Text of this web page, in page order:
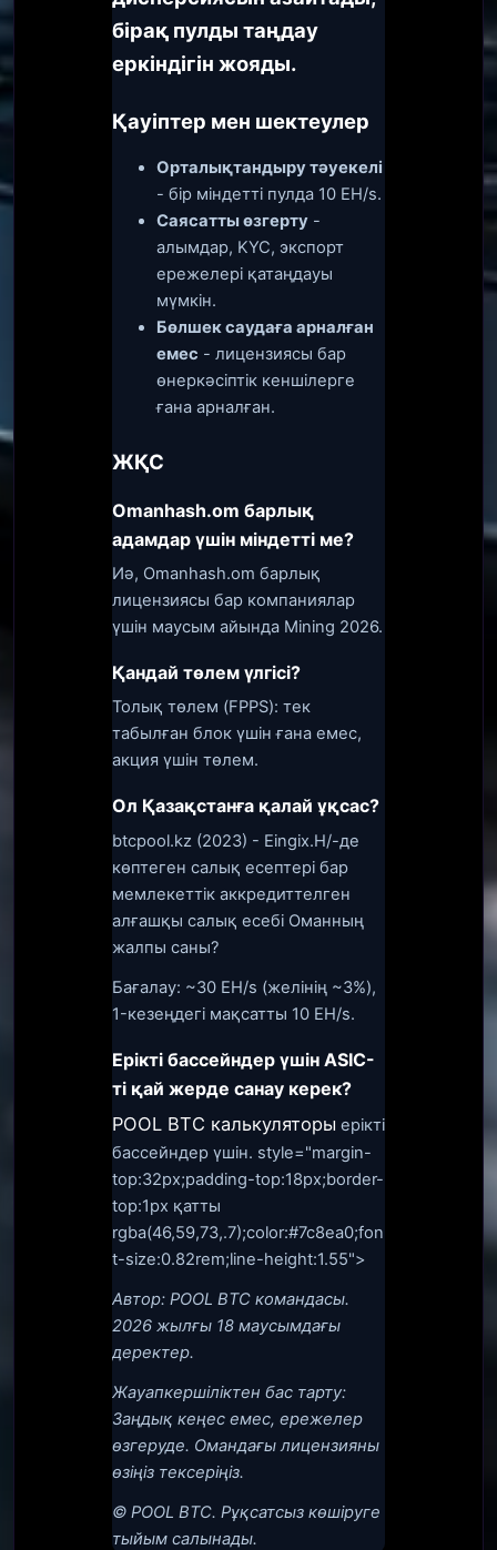
бірақ пулды таңдау
еркіндігін жояды.
Қауіптер мен шектеулер
Орталықтандыру тәуекелі
- бір міндетті пулда 10 EH/s.
Саясатты өзгерту-
алымдар, KYC, экспорт
ережелері қатаңдауы
мүмкін.
Бөлшек саудаға арналған
емес - лицензиясы бар
өнеркәсіптік кеншілерге
ғана арналған.
ЖҚС
Omanhash.om барлық
адамдар үшін міндетті ме?
Иә, Omanhash.om барлық
лицензиясы бар компаниялар
үшін маусым айында Mining 2026.
Қандай төлем үлгісі?
Толық төлем (FPPS): тек
табылған блок үшін ғана емес,
акция үшін төлем.
Ол Қазақстанға қалай ұқсас?
btcpool.kz (2023) - Eingix.H/-де
көптеген салық есептері бар
мемлекеттік аккредиттелген
алғашқы салық есебі Оманның
жалпы саны?
Бағалау: ~30 EH/s (желінің ~3%),
1-кезеңдегі мақсатты 10 EH/s.
Ерікті бассейндер үшін ASIC-
ті қай жерде санау керек?
POOL BTC калькуляторы ерікті
бассейндер үшін. style="margin-
top:32px;padding-top:18px;border-
top:1px қатты
rgba(46,59,73,.7);color:#7c8ea0;fon
t-size:0.82rem;line-height:1.55">
Автор: POOL BTC командасы.
2026 жылғы 18 маусымдағы
деректер.
Жауапкершіліктен бас тарту:
Заңдық кеңес емес, ережелер
өзгеруде. Омандағы лицензияны
өзіңіз тексеріңіз.
© POOL BTC. Рұқсатсыз көшіруге
тыйым салынады.